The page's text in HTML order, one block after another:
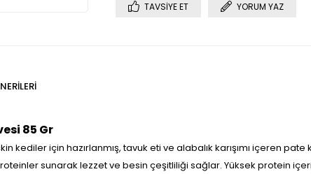
TAVSIYE ET YORUM YAZ
85 Gr
kediler için hazırlanmış, tavuk eti ve alabalık karışımı içeren
sunarak lezzet ve besin çeşitliliği sağlar. Yüksek protein